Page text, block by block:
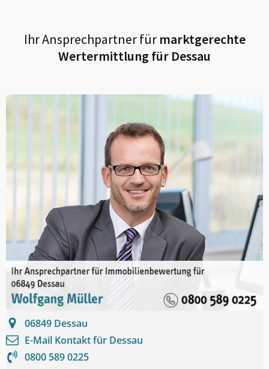
Ihr Ansprechpartner fürmarktgerechte
Wertermittlung für Dessau
06849 Dessau
E-Mail Kontakt für Dessau
0800 589 0225